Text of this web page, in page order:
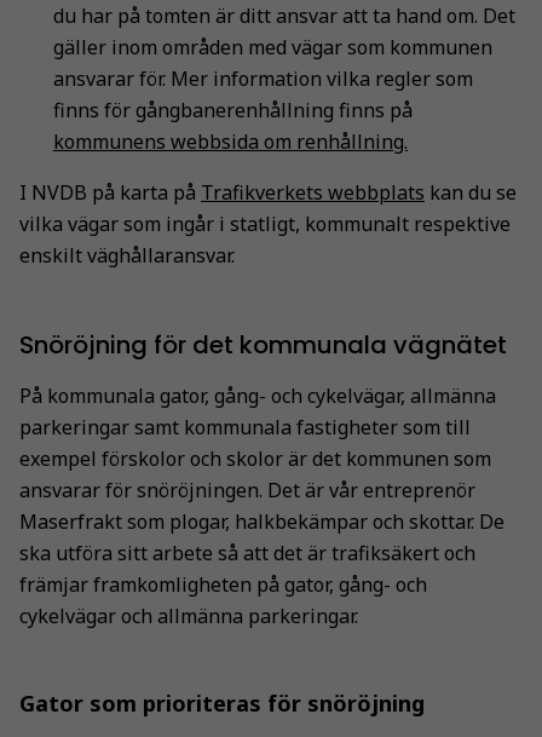
du har på tomten är ditt ansvar att ta hand om. Det
gäller inom områden med vägar som kommunen
ansvarar för. Mer information vilka regler som
finns för gångbanerenhållning finns på
kommunens webbsida om renhållning.
I NVDB på karta på Trafikverkets webbplats kan du se
vilka vägar som ingår i statligt, kommunalt respektive
enskilt väghållaransvar.
Snöröjning för det kommunala vägnätet
På kommunala gator, gång- och cykelvägar, allmänna
parkeringar samt kommunala fastigheter som till
exempel förskolor och skolor är det kommunen som
ansvarar för snöröjningen. Det är vår entreprenör
Maserfrakt som plogar, halkbekämpar och skottar. De
ska utföra sitt arbete så att det är trafiksäkert och
främjar framkomligheten på gator, gång- och
cykelvägar och allmänna parkeringar.
Gator som prioriteras för snöröjning